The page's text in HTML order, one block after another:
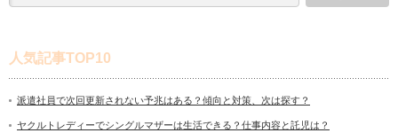
人気記事TOP10
派遣社員で次回更新されない予兆はある？傾向と対策、次は探す？
ヤクルトレディーでシングルマザーは生活できる？仕事内容と託児は？